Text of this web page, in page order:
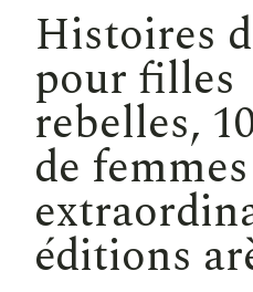
Histoires
pour filles
rebelles,
de femmes
éditions